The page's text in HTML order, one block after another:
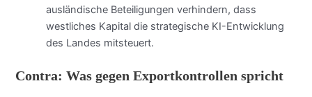
ausländische Beteiligungen verhindern, dass
westliches Kapital die strategische KI-Entwicklung
des Landes mitsteuert.
Contra: Was gegen Exportkontrollen spricht